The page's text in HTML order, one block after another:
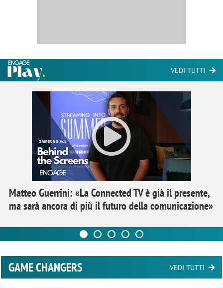
VEDI TUTTI
Matteo Guerrini: «La Connected TV è già il presente,
ma sarà ancora di più il futuro della comunicazione»
GAME CHANGERS VEDI TUTTI